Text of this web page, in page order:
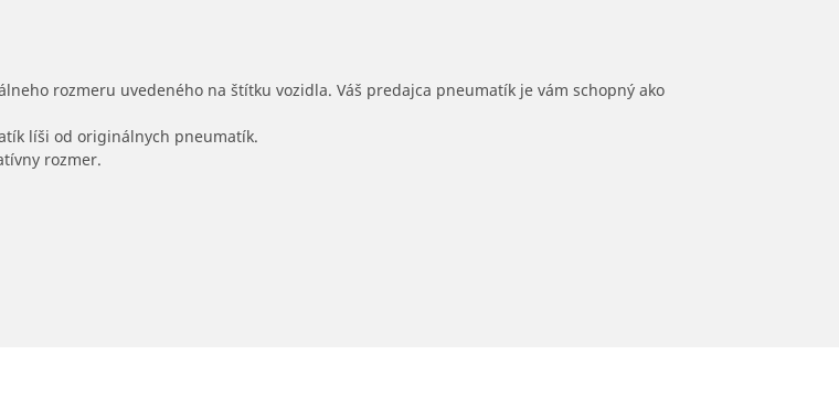
rozmeru uvedeného na štítku vozidla. Váš predajca pneumatík je vám schopný ako
líši od originálnych pneumatík.
rozmer.